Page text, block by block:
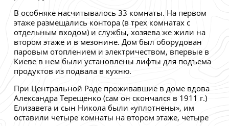
В особняке насчитывалось 33 комнаты. На первом
этаже размещались контора (в трех комнатах с
отдельным входом) и службы, хозяева же жили на
втором этаже и в мезонине. Дом был оборудован
паровым отоплением и электричеством, впервые в
Киеве в нем были установлены лифты для подъема
продуктов из подвала в кухню.
При Центральной Раде проживавшие в доме вдова
Александра Терещенко (сам он скончался в 1911 г.)
Елизавета и сын Никола были «уплотнены», им
оставили четыре комнаты на втором этаже, четыре